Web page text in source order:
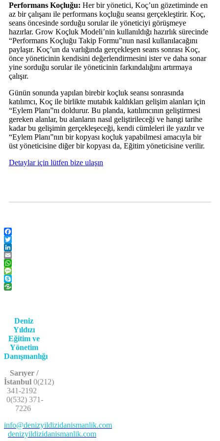
Performans Koçluğu: Her bir yönetici, Koç’un gözetiminde en
az bir çalışanı ile performans koçluğu seansı gerçekleştirir. Koç,
seans öncesinde sorduğu sorular ile yöneticiyi görüşmeye
hazırlar. Grow Koçluk Modeli’nin kullanıldığı hazırlık sürecinde
“Performans Koçluğu Takip Formu”nun nasıl kullanılacağını
paylaşır. Koç’un da varlığında gerçekleşen seans sonrası Koç,
önce yöneticinin kendisini değerlendirmesini ister ve daha sonar
yine sorduğu sorular ile yöneticinin farkındalığını artırmaya
çalışır.
Günün sonunda yapılan birebir koçluk seansı sonrasında
katılımcı, Koç ile birlikte mutabık kaldıkları gelişim alanları için
“Eylem Planı”nı doldurur. Bu planda, katılımcının geliştirmesi
gereken alanlar, bu alanların nasıl geliştirileceği ve hangi tarihe
kadar bu gelişimin gerçekleşeceği, kendi cümleleri ile yazılır ve
“Eylem Planı”nın bir kopyası koçluk yapabilmesi amacıyla bir
üst yöneticisine diğer bir kopyası da, Eğitim yöneticisine verilir.
Detaylar için lütfen bize ulaşın
Facebook
Twitter
LinkedIn
Email
WhatsApp
Message
Skype
Deniz
Yıldızı
Eğitim ve
Yönetim
Danışmanlığı
Sarıyer /
İstanbul 0(212)
341-2192
0(532) 371-
7226
info@denizyildizidanismanlik.com
denizyildizidanismanlik.com